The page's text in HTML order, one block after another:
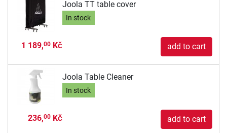
Joola TT table cover
In stock
1 189,00Kč add to cart
Joola Table Cleaner
In stock
236,00Kč add to cart